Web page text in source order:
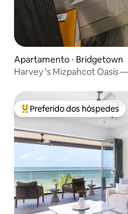
Apartamento ⋅ Bridgetown
Harvey 's Mizpahcot Oasis
Entre os melhores
Preferido dos hóspedes